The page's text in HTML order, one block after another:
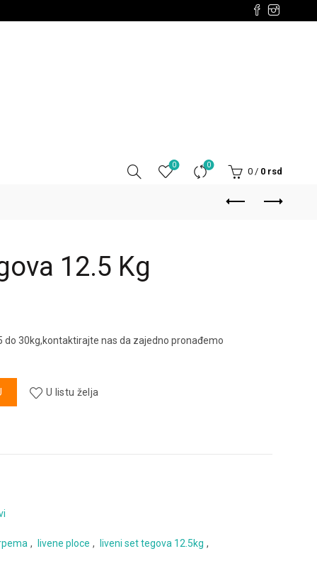
0 0
0 / 0 rsd
12.5 Kg
do 30kg,kontaktirajte nas da zajedno pronađemo
U listu želja
, livene ploce , liveni set tegova 12.5kg ,